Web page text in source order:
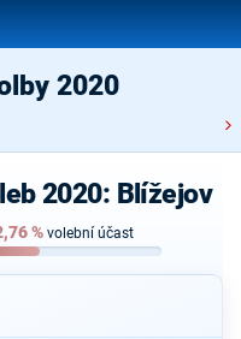
2020
2020: Blížejov
% volební účast